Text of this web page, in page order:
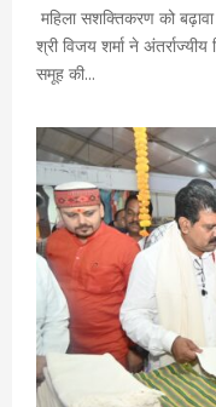
महिला सशक्तिकरण को
श्री विजय शर्मा ने
समूह की...